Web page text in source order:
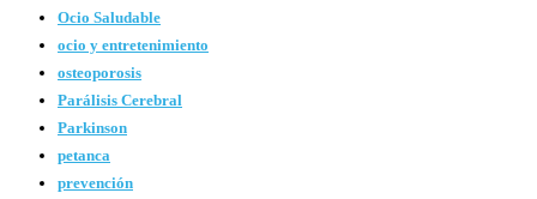
Ocio Saludable
ocio y entretenimiento
osteoporosis
Parálisis Cerebral
Parkinson
petanca
prevención